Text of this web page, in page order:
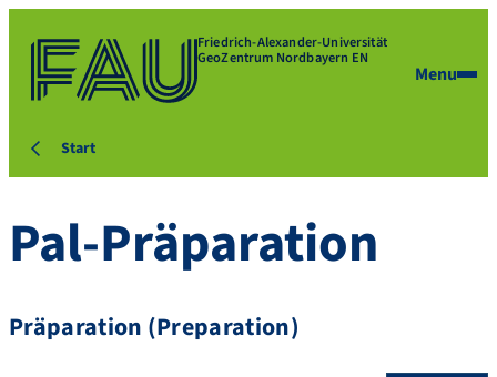
Friedrich-Alexander-Universität
GeoZentrum Nordbayern EN
Menu
Start
Pal-Präparation
Präparation (Preparation)